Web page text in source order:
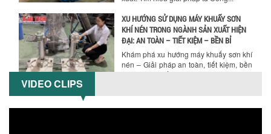
XU HƯỚNG SỬ DỤNG MÁY KHUẤY SƠN
KHÍ NÉN TRONG NGÀNH SẢN XUẤT HIỆN
ĐẠI: AN TOÀN – TIẾT KIỆM – BỀN BỈ
Khám phá xu hướng máy khuấy sơn khí
nén – Giải pháp an toàn, tiết kiệm, bền
bỉ cho sản xuất sơn công nghiệp...
VIDEO CLIPS